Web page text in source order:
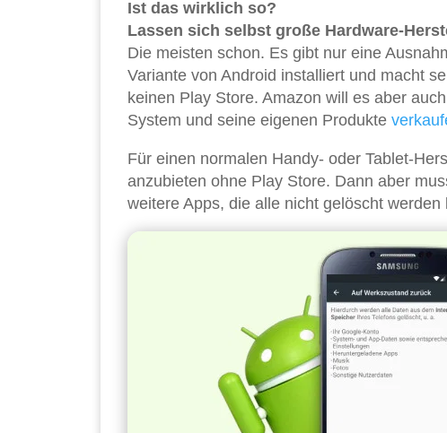
Ist das wirklich so?
Lassen sich selbst große Hardware-
Die meisten schon. Es gibt nur eine
Variante von Android installiert und macht
keinen Play Store. Amazon will es aber
System und seine eigenen Produkte
Für einen normalen Handy- oder Tablet-
anzubieten ohne Play Store. Dann aber
weitere Apps, die alle nicht gelöscht werden